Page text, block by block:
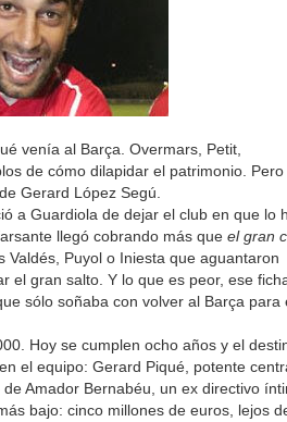
venía al Barça. Overmars, Petit,
de cómo dilapidar el patrimonio. Pero
Gerard López Segú.
a Guardiola de dejar el club en que lo
llegó cobrando más que el gran
Puyol o Iniesta que aguantaron
el gran salto. Y lo que es peor, ese
sólo soñaba con volver al Barça para
Hoy se cumplen ocho años y el
el equipo: Gerard Piqué, potente
Amador Bernabéu, un ex directivo
bajo: cinco millones de euros, lejos